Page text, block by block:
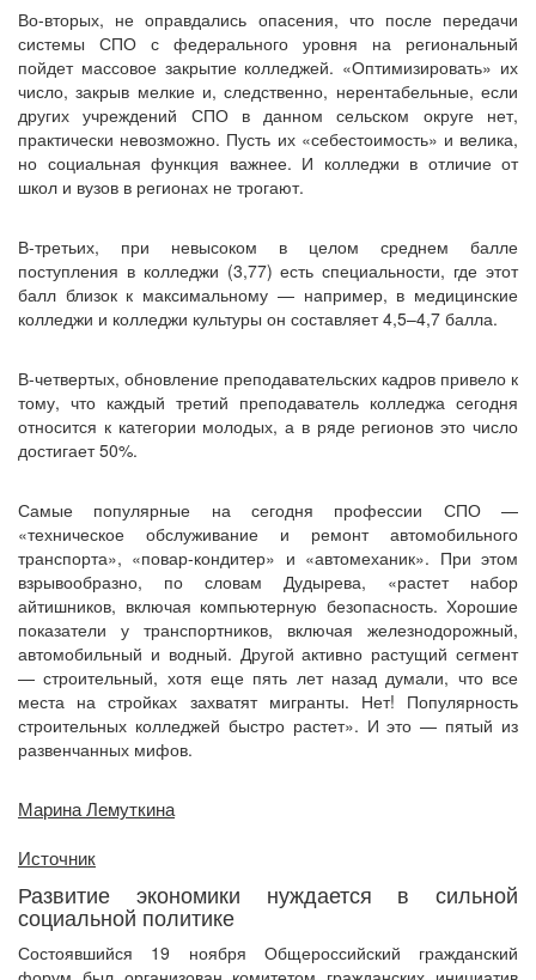
Во-вторых, не оправдались опасения, что после передачи
системы СПО с федерального уровня на региональный
пойдет массовое закрытие колледжей. «Оптимизировать» их
число, закрыв мелкие и, следственно, нерентабельные, если
других учреждений СПО в данном сельском округе нет,
практически невозможно. Пусть их «себестоимость» и велика,
но социальная функция важнее. И колледжи в отличие от
школ и вузов в регионах не трогают.
В-третьих, при невысоком в целом среднем балле
поступления в колледжи (3,77) есть специальности, где этот
балл близок к максимальному — например, в медицинские
колледжи и колледжи культуры он составляет 4,5–4,7 балла.
В-четвертых, обновление преподавательских кадров привело к
тому, что каждый третий преподаватель колледжа сегодня
относится к категории молодых, а в ряде регионов это число
достигает 50%.
Самые популярные на сегодня профессии СПО —
«техническое обслуживание и ремонт автомобильного
транспорта», «повар-кондитер» и «автомеханик». При этом
взрывообразно, по словам Дудырева, «растет набор
айтишников, включая компьютерную безопасность. Хорошие
показатели у транспортников, включая железнодорожный,
автомобильный и водный. Другой активно растущий сегмент
— строительный, хотя еще пять лет назад думали, что все
места на стройках захватят мигранты. Нет! Популярность
строительных колледжей быстро растет». И это — пятый из
развенчанных мифов.
Марина Лемуткина
Источник
Развитие экономики нуждается в сильной
социальной политике
Состоявшийся 19 ноября Общероссийский гражданский